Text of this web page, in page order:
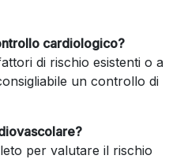
cardiologico?
di rischio esistenti o a
un controllo di
per valutare il rischio